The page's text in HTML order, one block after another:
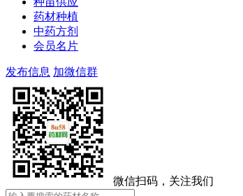
药材种植
中药方剂
会员名片
发布信息 加微信群
微信扫码，关注我们